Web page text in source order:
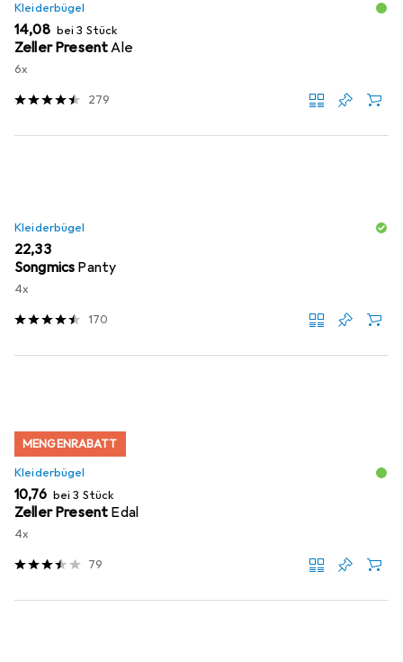
Kleiderbügel
EUR
14,08 bei 3 Stück
Zeller PresentAle
6x
279
Kleiderbügel
EUR
22,33
Songmics Panty
4x
170
MENGENRABATT
Kleiderbügel
EUR
10,76 bei 3 Stück
Zeller Present Edal
4x
79